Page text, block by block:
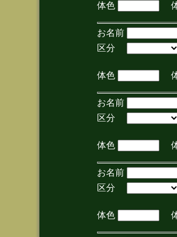
体色
お名前
区分
(手
体色
お名前
区分
(手
体色
お名前
区分
(手
体色